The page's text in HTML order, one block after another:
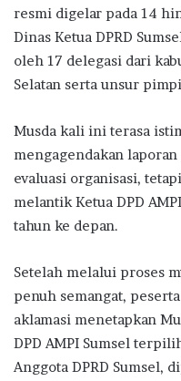
resmi digelar pada 14
Dinas Ketua DPRD
oleh 17 delegasi dari
Selatan serta unsur
Musda kali ini terasa
mengagendakan
evaluasi organisasi,
melantik Ketua DPD
tahun ke depan.
Setelah melalui proses
penuh semangat,
aklamasi menetapkan
DPD AMPI Sumsel
Anggota DPRD Sumsel,